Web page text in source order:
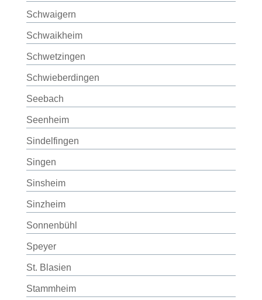
Schwaigern
Schwaikheim
Schwetzingen
Schwieberdingen
Seebach
Seenheim
Sindelfingen
Singen
Sinsheim
Sinzheim
Sonnenbühl
Speyer
St. Blasien
Stammheim